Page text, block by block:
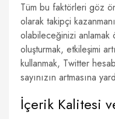
Tüm bu faktörleri göz
olarak takipçi
olabileceğinizi anlamak
oluşturmak, etkileşimi
kullanmak, Twitter
sayınızın artmasına
İçerik Kalitesi